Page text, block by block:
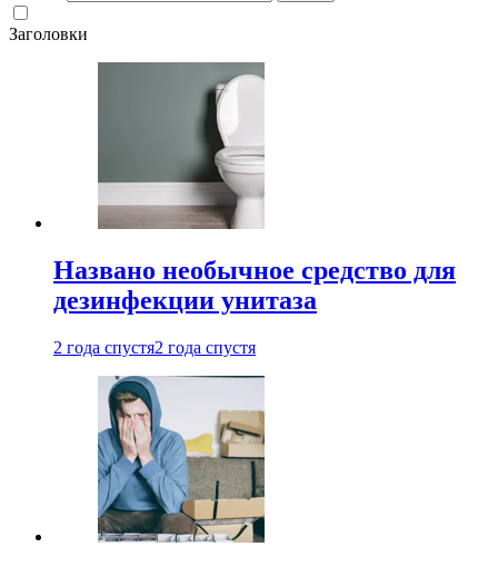
Заголовки
Названо необычное средство для
дезинфекции унитаза
2 года спустя2 года спустя